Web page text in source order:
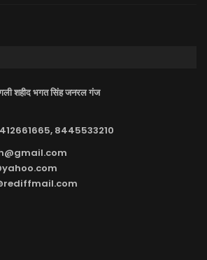
शहीद भगत सिंह जनरल गंज
8445533210